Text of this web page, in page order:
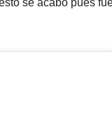
se acabó pues